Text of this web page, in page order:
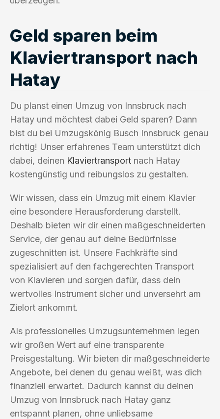
Geld sparen beim
Klaviertransport nach
Hatay
Du planst einen Umzug von Innsbruck nach
Hatay und möchtest dabei Geld sparen? Dann
bist du bei Umzugskönig Busch Innsbruck genau
richtig! Unser erfahrenes Team unterstützt dich
dabei, deinen Klaviertransport nach Hatay
kostengünstig und reibungslos zu gestalten.
Wir wissen, dass ein Umzug mit einem Klavier
eine besondere Herausforderung darstellt.
Deshalb bieten wir dir einen maßgeschneiderten
Service, der genau auf deine Bedürfnisse
zugeschnitten ist. Unsere Fachkräfte sind
spezialisiert auf den fachgerechten Transport
von Klavieren und sorgen dafür, dass dein
wertvolles Instrument sicher und unversehrt am
Zielort ankommt.
Als professionelles Umzugsunternehmen legen
wir großen Wert auf eine transparente
Preisgestaltung. Wir bieten dir maßgeschneiderte
Angebote, bei denen du genau weißt, was dich
finanziell erwartet. Dadurch kannst du deinen
Umzug von Innsbruck nach Hatay ganz
entspannt planen, ohne unliebsame